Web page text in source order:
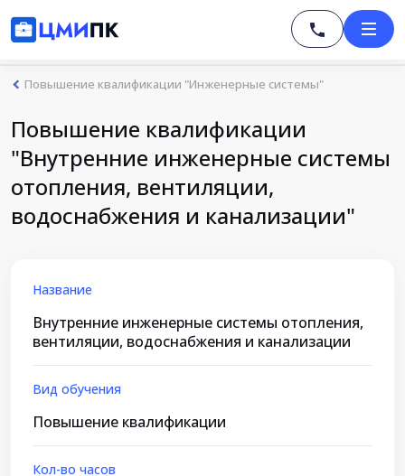
Повышение квалификации "Инженерные системы"
Повышение квалификации
"Внутренние инженерные системы
отопления, вентиляции,
водоснабжения и канализации"
Название
Внутренние инженерные системы отопления,
вентиляции, водоснабжения и канализации
Вид обучения
Повышение квалификации
Кол-во часов